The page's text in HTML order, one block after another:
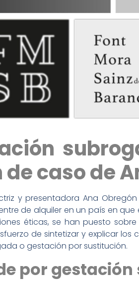
caso de
y presentadora Ana
de alquiler en un país en que
éticas, se han puesto
de sintetizar y explicar
o gestación por sustitución.
por